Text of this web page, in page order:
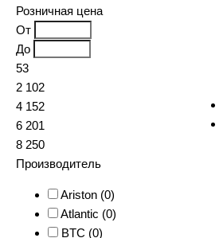
Розничная цена
От
До
53
2 102
4 152
6 201
8 250
Производитель
Ariston (0)
Atlantic (0)
BTC (0)